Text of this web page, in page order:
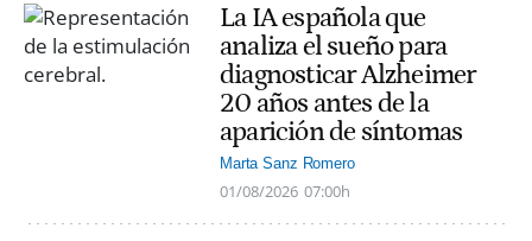
La IA española que
analiza el sueño para
diagnosticar Alzheimer
20 años antes de la
aparición de síntomas
Marta Sanz Romero
01/08/2026 07:00h